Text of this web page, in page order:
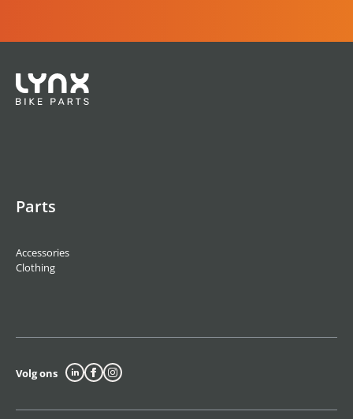
Parts
Accessories
Clothing
Volg ons